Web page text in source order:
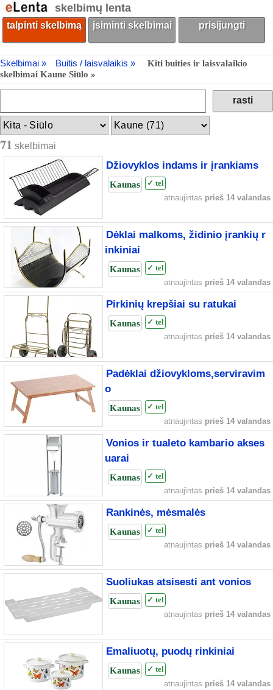
skelbimų lenta
talpinti skelbimą įsiminti skelbimai prisijungti
Skelbimai » Buitis / laisvalaikis »
Kiti buities ir laisvalaikio
skelbimai Kaune Siūlo »
71 skelbimai
Džiovyklos indams ir įrankiams
Kaunas ✓ tel
atnaujintas prieš 14 valandas
Dėklai malkoms, židinio įrankių r
inkiniai
Kaunas ✓ tel
atnaujintas prieš 14 valandas
Pirkinių krepšiai su ratukai
Kaunas ✓ tel
atnaujintas prieš 14 valandas
Padėklai džiovykloms,serviravim
o
Kaunas ✓ tel
atnaujintas prieš 14 valandas
Vonios ir tualeto kambario akses
uarai
Kaunas ✓ tel
atnaujintas prieš 14 valandas
Rankinės, mėsmalės
Kaunas ✓ tel
atnaujintas prieš 14 valandas
Suoliukas atsisesti ant vonios
Kaunas ✓ tel
atnaujintas prieš 14 valandas
Emaliuotų, puodų rinkiniai
Kaunas ✓ tel
atnaujintas prieš 14 valandas